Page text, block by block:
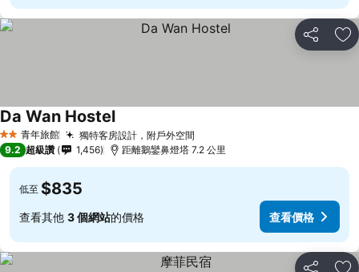
分享 加
2 星級青年旅館 獨特客房設計，附戶外空間
Da Wan Hostel
9.2 超級讚 1,456 距離鵝鑾鼻燈塔 7.2 公里
低至 $835
查看其他 3 個網站的價格 查看價格